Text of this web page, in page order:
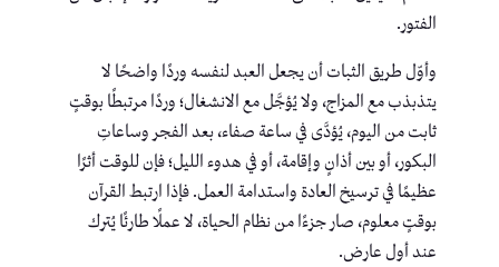
الفتور.
وأوّل طريق الثبات أن يجعل العبد لنفسه وردًا واضحًا لا
يتذبذب مع المزاج، ولا يُؤجَّل مع الانشغال؛ وردًا مرتبطًا بوقتٍ
ثابت من اليوم، يُؤدَّى في ساعة صفاء، بعد الفجر وساعاتِ
البكور، أو بين أذانٍ وإقامة، أو في هدوء الليل؛ فإن للوقت أثرًا
عظيمًا في ترسيخ العادة واستدامة العمل. فإذا ارتبط القرآن
بوقتٍ معلوم، صار جزءًا من نظام الحياة، لا عملًا طارئًا يُترك
عند أول عارض.